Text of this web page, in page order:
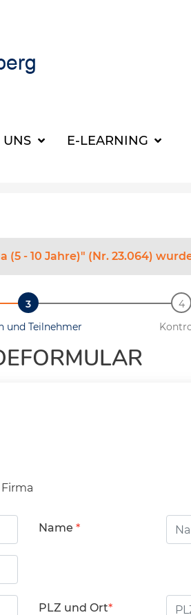
UNS E-LEARNING
- 10 Jahre)" (Nr. 23.064)
und Teilnehmer
Firma
Name
PLZ und Ort PLZ